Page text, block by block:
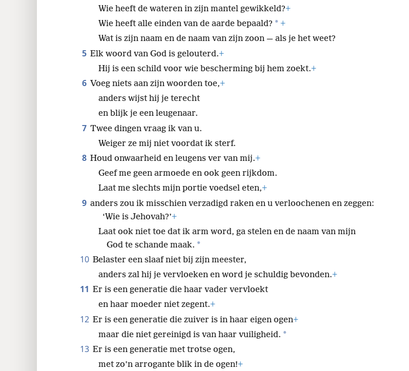
Wie heeft de wind verzameld in de palm van zijn handen?
Wie heeft de wateren in zijn mantel gewikkeld?
Wie heeft alle einden van de aarde bepaald? * +
Wat is zijn naam en de naam van zijn zoon — als je het weet?
Elk woord van God is gelouterd.+
Hij is een schild voor wie bescherming bij hem zoekt.
Voeg niets aan zijn woorden toe,
anders wijst hij je terecht
en blijk je een leugenaar.
Twee dingen vraag ik van u.
Weiger ze mij niet voordat ik sterf.
Houd onwaarheid en leugens ver van mij.+
Geef me geen armoede en ook geen rijkdom.
Laat me slechts mijn portie voedsel eten,+
anders zou ik misschien verzadigd raken en u verloochenen en zeggen:
‘Wie is Jehovah?’+
Laat ook niet toe dat ik arm word, ga stelen en de naam van mijn
God te schande maak. *
Belaster een slaaf niet bij zijn meester,
anders zal hij je vervloeken en word je schuldig bevonden.
Er is een generatie die haar vader vervloekt
en haar moeder niet zegent. +
Er is een generatie die zuiver is in haar eigen ogen
maar die niet gereinigd is van haar vuiligheid.
Er is een generatie met trotse ogen,